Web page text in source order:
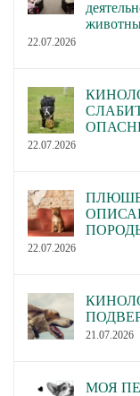
22.07.2026
22.07.2026
22.07.2026
21.07.2026
МОЯ